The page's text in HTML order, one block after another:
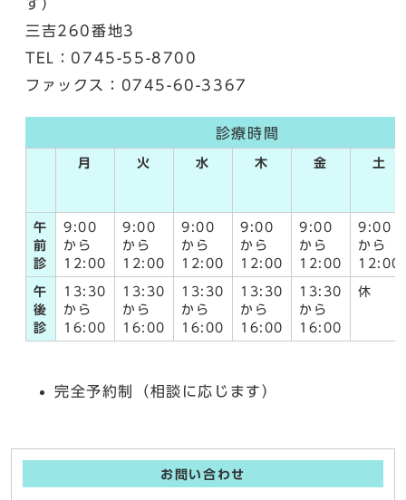
す）
三吉260番地3
TEL：0745-55-8700
ファックス：0745-60-3367
診療時間
月 火 水 木 金 土
午
前
診
9:00
から
12:00
9:00
から
12:00
9:00
から
12:00
9:00
から
12:00
9:00
から
12:00
9:00
から
12:00
午
後
診
13:30
から
16:00
13:30
から
16:00
13:30
から
16:00
13:30
から
16:00
13:30
から
16:00
休
完全予約制（相談に応じます）
お問い合わせ